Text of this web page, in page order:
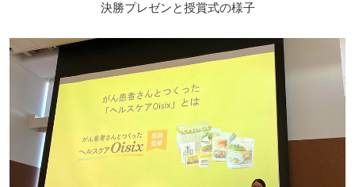
決勝プレゼンと授賞式の様子